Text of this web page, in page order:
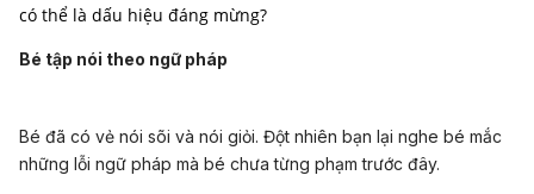
có thể là dấu hiệu đáng mừng?
Bé tập nói theo ngữ pháp
Bé đã có vẻ nói sõi và nói giỏi. Đột nhiên bạn lại nghe bé mắc
những lỗi ngữ pháp mà bé chưa từng phạm trước đây.